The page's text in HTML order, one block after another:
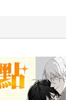
第二波